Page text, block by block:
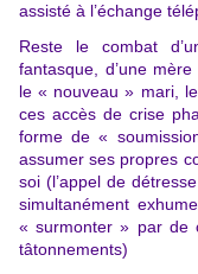
assisté à l’échange
Reste le combat
fantasque, d’une
le « nouveau » mari,
ces accès de crise
forme de «
assumer ses propres
soi (l’appel de
simultanément
« surmonter » par de
tâtonnements)